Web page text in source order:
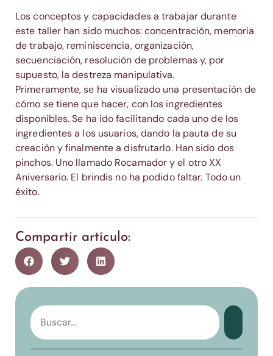
Los conceptos y capacidades a trabajar durante
este taller han sido muchos: concentración, memoria
de trabajo, reminiscencia, organización,
secuenciación, resolución de problemas y, por
supuesto, la destreza manipulativa.
Primeramente, se ha visualizado una presentación de
cómo se tiene que hacer, con los ingredientes
disponibles. Se ha ido facilitando cada uno de los
ingredientes a los usuarios, dando la pauta de su
creación y finalmente a disfrutarlo. Han sido dos
pinchos. Uno llamado Rocamador y el otro XX
Aniversario. El brindis no ha podido faltar. Todo un
éxito.
Compartir artículo: